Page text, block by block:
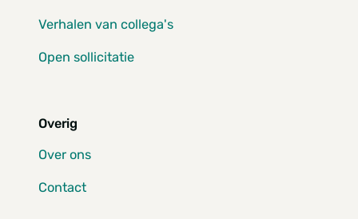
Verhalen van collega's
Open sollicitatie
Overig
Over ons
Contact